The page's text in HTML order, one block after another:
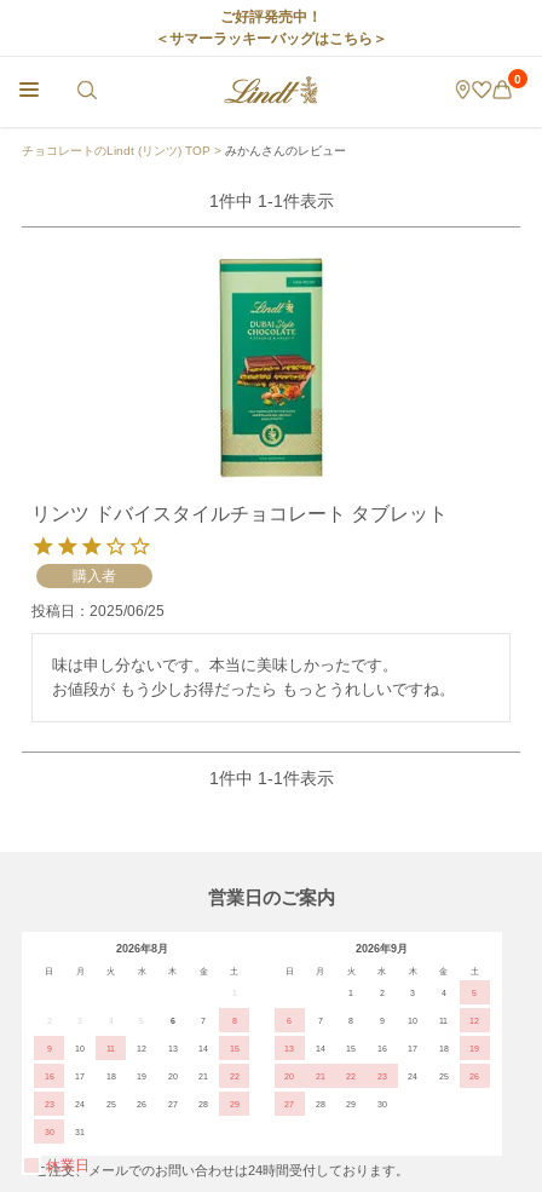
ご好評発売中！
＜サマーラッキーバッグはこちら＞
0
チョコレートのLindt (リンツ) TOP みかんさんのレビュー
1件中 1-1件表示
リンツ ドバイスタイルチョコレート タブレット
購入者
投稿日 2025/06/25
味は申し分ないです。本当に美味しかったです。
お値段が もう少しお得だったら もっとうれしいですね。
1件中 1-1件表示
営業日のご案内
2026年8月
日 月 火 水 木 金 土
2 3 5 6 7 8
9 10 11 12 13 14 15
16 17 18 19 20 21 22
23 24 25 26 27 28 29
30 31
2026年9月
日 月 火 水 木 金 土
1 2 3 4 5
6 7 8 9 10 11 12
13 14 15 16 17 18 19
20 21 22 23 24 25 26
27 28 29 30
休業日
※ご注文、メールでのお問い合わせは24時間受付しております。